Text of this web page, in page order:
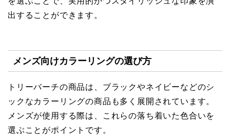
出することができます。
メンズ向けカラーリングの選び方
トリーバーチの商品は、ブラックやネイビーなどのシ
ックなカラーリングの商品も多く展開されています。
メンズが使用する際は、これらの落ち着いた色合いを
選ぶことがポイントです。